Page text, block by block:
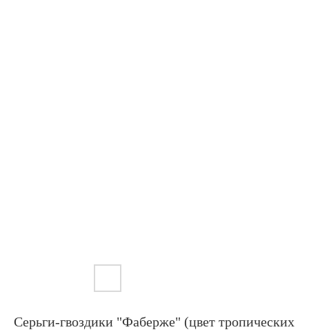
Серьги-гвоздики "Фаберже" (цвет тропических